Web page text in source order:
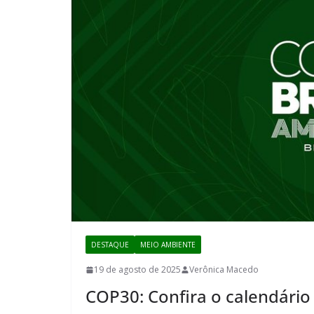
DESTAQUE MEIO AMBIENTE
19 de agosto de 2025 Verônica Macedo
COP30: Confira o